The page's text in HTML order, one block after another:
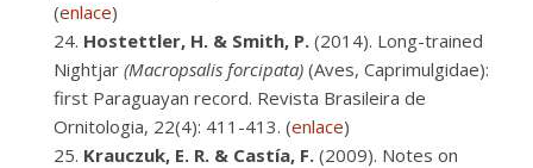
(enlace)
Hostettler, H. & Smith, P. (2014). Long-trained
Nightjar (Macropsalis forcipata) (Aves, Caprimulgidae):
first Paraguayan record. Revista Brasileira de
Ornitologia, 22(4): 411-413. (enlace)
Krauczuk, E. R. & Castía, F. (2009). Notes on